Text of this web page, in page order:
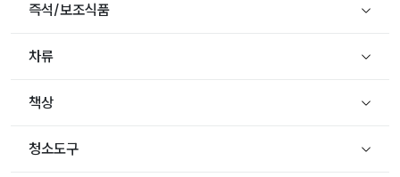
즉석/보조식품
차류
책상
청소도구